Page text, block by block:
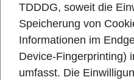
TDDDG, soweit die
Speicherung von
Informationen im
Device-Fingerprinting)
umfasst. Die